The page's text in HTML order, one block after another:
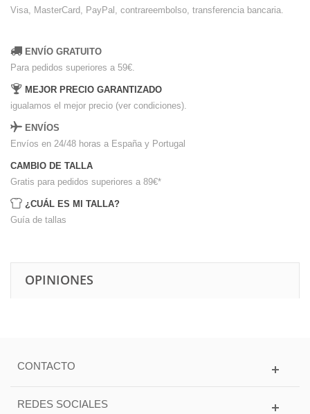
Visa, MasterCard, PayPal, contrareembolso, transferencia bancaria.
ENVÍO GRATUITO
Para pedidos superiores a 59€.
MEJOR PRECIO GARANTIZADO
igualamos el mejor precio (ver condiciones).
ENVÍOS
Envíos en 24/48 horas a España y Portugal
CAMBIO DE TALLA
Gratis para pedidos superiores a 89€*
¿CUÁL ES MI TALLA?
Guía de tallas
OPINIONES
CONTACTO
REDES SOCIALES